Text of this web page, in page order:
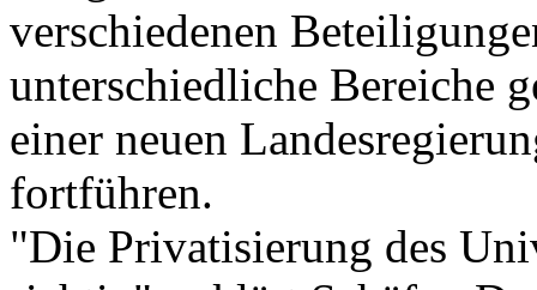
verschiedenen
unterschiedliche Bereiche
einer neuen
fortführen.
"Die Privatisierung des